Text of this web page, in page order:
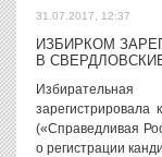
31.07.2017, 12:37
ИЗБИРКОМ
В
(«Справедливая
о регистрации